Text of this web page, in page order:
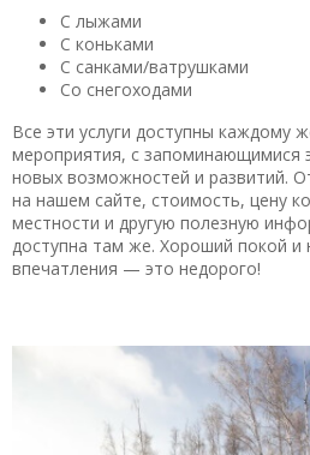
С лыжами
С коньками
С санками/ватрушками
Со снегоходами
Все эти услуги доступны каждому
мероприятия, с запоминающимися
новых возможностей и развитий.
на нашем сайте, стоимость, цену
местности и другую полезную
доступна там же. Хороший покой и
впечатления — это недорого!